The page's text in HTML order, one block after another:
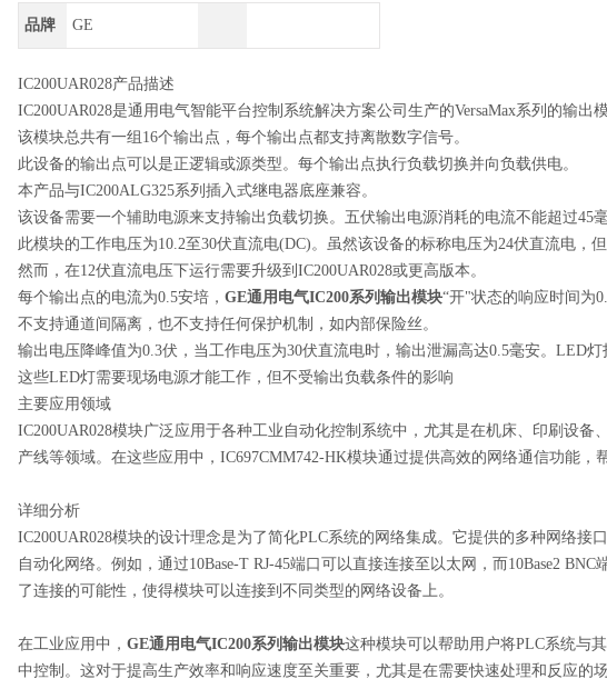
品牌 GE
IC200UAR028产品描述
IC200UAR028是通用电气智能平台控制系统解决方案公司生产的VersaMax系列的输出模
该模块总共有一组16个输出点，每个输出点都支持离散数字信号。
此设备的输出点可以是正逻辑或源类型。每个输出点执行负载切换并向负载供电。
本产品与IC200ALG325系列插入式继电器底座兼容。
该设备需要一个辅助电源来支持输出负载切换。五伏输出电源消耗的电流不能超过45毫
此模块的工作电压为10.2至30伏直流电(DC)。虽然该设备的标称电压为24伏直流电，
然而，在12伏直流电压下运行需要升级到 IC200UAR028或更高版本。
每个输出点的电流为0.5安培， GE通用电气IC200系列输出模块“开"状态的响应时间为
不支持通道间隔离，也不支持任何保护机制，如内部保险丝。
输出电压降峰值为0.3伏，当工作电压为30伏直流电时，输出泄漏高达0.5毫安。LED灯
这些LED灯需要现场电源才能工作，但不受输出负载条件的影响
主要应用领域
IC200UAR028模块广泛应用于各种工业自动化控制系统中，尤其是在机床、印刷设备
产线等领域。在这些应用中，IC697CMM742-HK模块通过提供高效的网络通信功能，
详细分析
IC200UAR028模块的设计理念是为了简化PLC系统的网络集成。它提供的多种网络接
自动化网络。例如，通过10Base-T RJ-45端口可以直接连接至以太网，而10Base2
了连接的可能性，使得模块可以连接到不同类型的网络设备上。
在工业应用中， GE通用电气IC200系列输出模块这种模块可以帮助用户将PLC系统与
中控制。这对于提高生产效率和响应速度至关重要，尤其是在需要快速处理和反应的